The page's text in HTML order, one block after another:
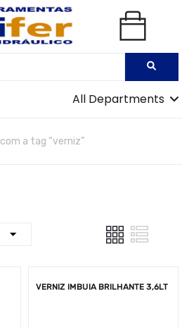
All Departments
a tag “verniz”
VERNIZ IMBUIA BRILHANTE 3,6LT